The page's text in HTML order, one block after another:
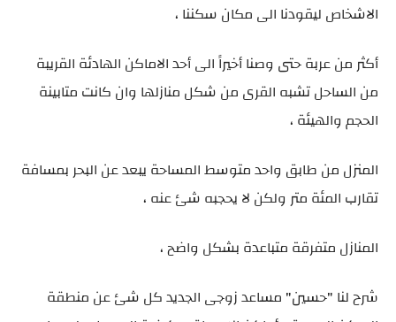
الاشخاص ليقودنا الى مكان سكننا ،
أكثر من عربة حتى وصنا أخيراً الى أحد الاماكن الهادئة القريبة
من الساحل تشبه القرى من شكل منازلها وان كانت متابينة
الحجم والهيئة ،
المنزل من طابق واحد متوسط المساحة يبعد عن البحر بمسافة
تقارب المئة متر ولكن لا يحجبه شئ عنه ،
المنازل متفرقة متباعدة بشكل واضح ،
شرح لنا "حسين" مساعد زوجى الجديد كل شئ عن منطقة